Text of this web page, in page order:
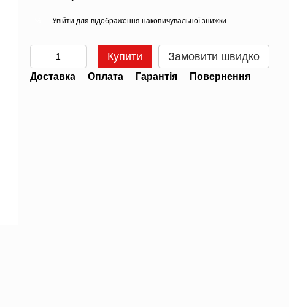
Увійти для відображення накопичувальної знижки
Купити Замовити швидко
Доставка Оплата Гарантія Повернення